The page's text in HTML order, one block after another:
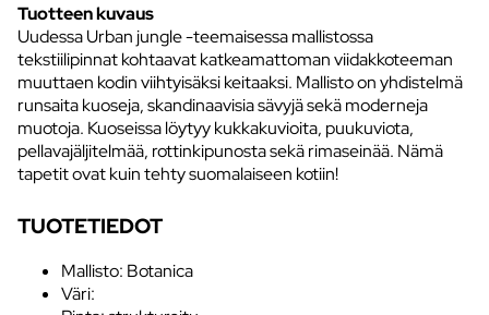
Tuotteen kuvaus
Uudessa Urban jungle -teemaisessa mallistossa
tekstiilipinnat kohtaavat katkeamattoman viidakkoteeman
muuttaen kodin viihtyisäksi keitaaksi. Mallisto on yhdistelmä
runsaita kuoseja, skandinaavisia sävyjä sekä moderneja
muotoja. Kuoseissa löytyy kukkakuvioita, puukuviota,
pellavajäljitelmää, rottinkipunosta sekä rimaseinää. Nämä
tapetit ovat kuin tehty suomalaiseen kotiin!
TUOTETIEDOT
Mallisto: Botanica
Väri: